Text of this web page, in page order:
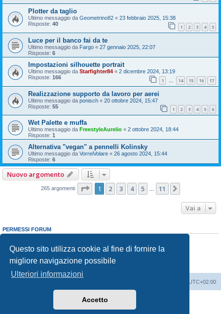
Questo sito utilizza cookie al fine di fornire la
migliore navigazione possibile
Ulteriori informazioni
Accetto
Plotter da taglio
Ultimo messaggio da Geometrino82 « 23 febbraio 2025, 15:38
Risposte: 40 1 2 3 4 5
Luce per il banco fai da te
Ultimo messaggio da Fargo « 27 gennaio 2025, 22:07
Risposte: 6
Impostazioni silhouette portrait
Ultimo messaggio da Starfighter84 « 2 dicembre 2024, 13:19
Risposte: 166 1 … 14 15 16 17
Realizzazione supporto da lavoro per aerei
Ultimo messaggio da ponisch « 20 ottobre 2024, 15:47
Risposte: 55 1 2 3 4 5 6
Wet Palette e muffa
Ultimo messaggio da FreestyleAurelio « 2 ottobre 2024, 18:44
Risposte: 1
Alternativa "vegan" a pennelli Kolinsky
Ultimo messaggio da VorreiVolare « 26 agosto 2024, 15:44
Risposte: 6
Nuovo argomento
265 argomenti Pagina di 11
1 2 3 4 5 11
Vai a
PERMESSI FORUM
Non puoi
rispondere negli argomenti
Non puoimodificare i tuoi messaggi
Non puoicancellare i tuoi messaggi
Non puoi
inviare allegati
UTC+02:00
phpBB® Forum Software © phpBB Limited
phpBB-Italia.it